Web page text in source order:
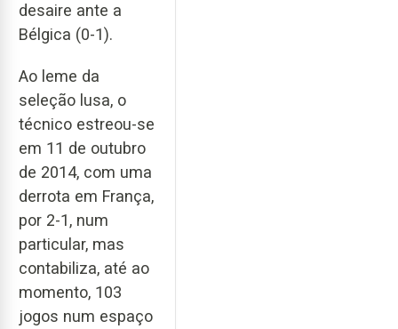
desaire ante a
Bélgica (0-1).
Ao leme da
seleção lusa, o
técnico estreou-se
em 11 de outubro
de 2014, com uma
derrota em França,
por 2-1, num
particular, mas
contabiliza, até ao
momento, 103
jogos num espaço